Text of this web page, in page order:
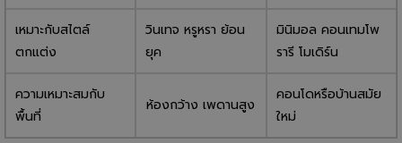
เหมาะกับสไตล์
ตกแต่ง
วินเทจ หรูหรา ย้อน
ยุค
มินิมอล คอนเทมโพ
รารี โมเดิร์น
ความเหมาะสมกับ
พื้นที่
ห้องกว้าง เพดานสูง
คอนโดหรือบ้านสมัย
ใหม่